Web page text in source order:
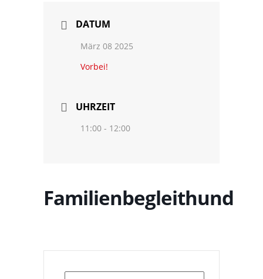
DATUM
März 08 2025
Vorbei!
UHRZEIT
11:00 - 12:00
Familienbegleithund